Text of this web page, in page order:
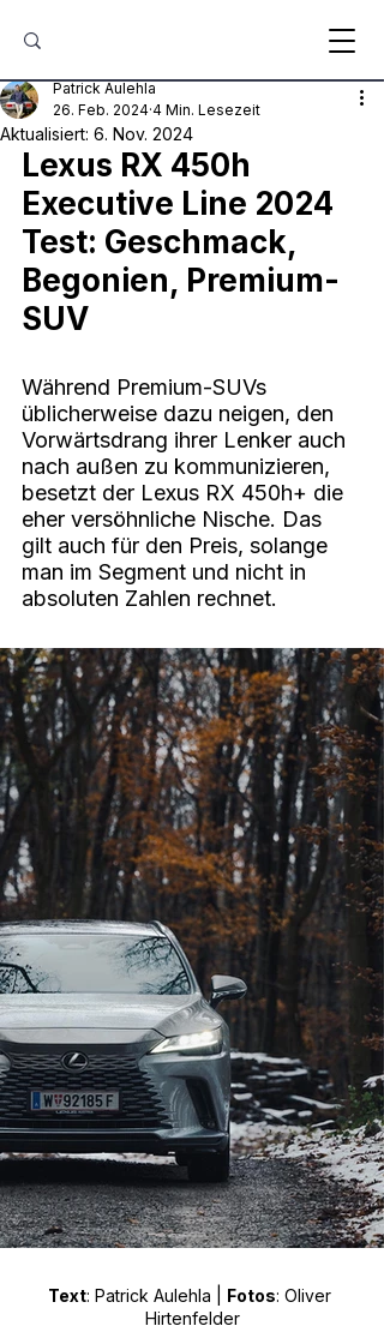
Patrick Aulehla
26. Feb. 2024 4 Min. Lesezeit
Aktualisiert: 6. Nov. 2024
Lexus RX 450h
Executive Line 2024
Test: Geschmack,
Begonien, Premium-
SUV
Während Premium-SUVs
üblicherweise dazu neigen, den
Vorwärtsdrang ihrer Lenker auch
nach außen zu kommunizieren,
besetzt der Lexus RX 450h+ die
eher versöhnliche Nische. Das
gilt auch für den Preis, solange
man im Segment und nicht in
absoluten Zahlen rechnet.
Text: Patrick Aulehla | Fotos: Oliver
Hirtenfelder